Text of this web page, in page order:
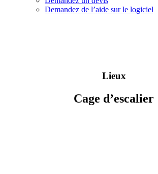
Demandez de l’aide sur le logiciel
Lieux
Cage d’escalier